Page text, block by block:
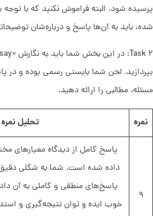
پرسیده شود. البته فراموش نکنید که با
شده، باید به آن‌ها پاسخ و درباره‌شان
بپردازید. لحن شما بایستی رسمی‌ بوده و در
مسئله، مطالبی را ارائه دهید.
نمره تحلیل
۹
پاسخ کامل از دیدگاه معیارهای
داده شده است. شما به شکلی
پاسخ‌های منطقی و کاملی به آن
خوب ایده و توان نتیجه‌گیری و